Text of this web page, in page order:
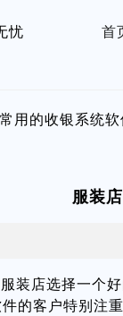
忧 首
用的收银系统软
服装
店选择一个好
的客户特别注